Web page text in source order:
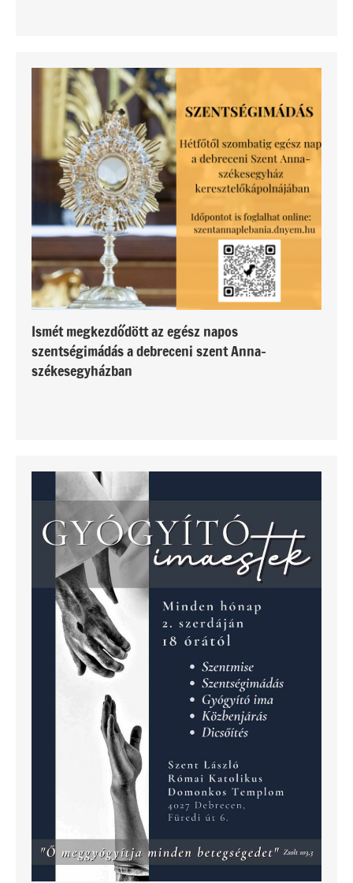
Ismét megkezdődött az egész napos
szentségimádás a debreceni szent Anna-
székesegyházban